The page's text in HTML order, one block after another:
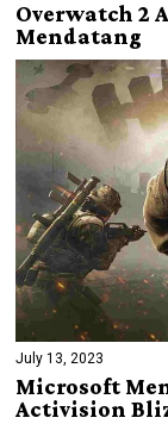
Overwatch 2
Mendatang
July 13, 2023
Microsoft
Activision